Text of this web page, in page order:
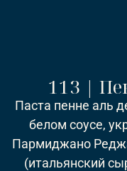
113 |
Паста пенне аль
белом соусе,
Пармиджано
(итальянский